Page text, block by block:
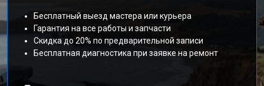
Бесплатный выезд мастера или курьера
Гарантия на все работы и запчасти
Скидка до 20% по предварительной записи
Бесплатная диагностика при заявке на ремонт